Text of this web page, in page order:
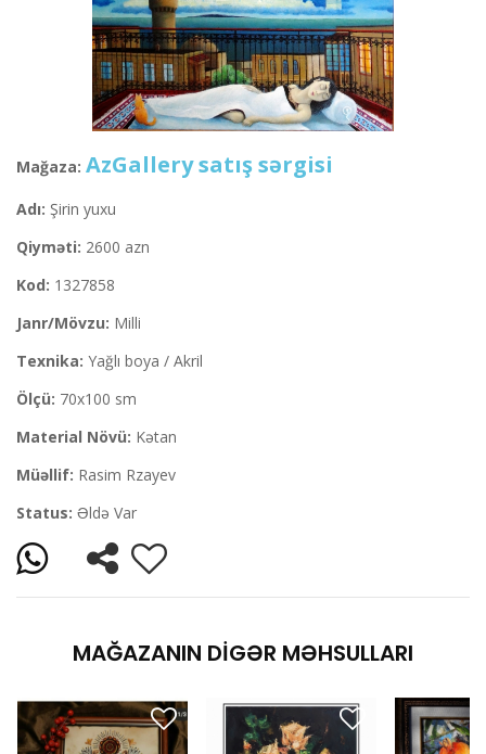
Mağaza: AzGallery satış sərgisi
Adı: Şirin yuxu
Qiyməti: 2600 azn
Kod: 1327858
Janr/Mövzu: Milli
Texnika: Yağlı boya / Akril
Ölçü: 70x100 sm
Material Növü: Kətan
Müəllif: Rasim Rzayev
Status: Əldə Var
MAĞAZANIN DIGƏR MƏHSULLARI